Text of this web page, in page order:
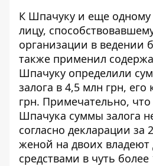
К Шпачуку и еще
лицу,
организации в ведении
также применил
Шпачуку определили
залога в 4,5 млн грн, его
грн. Примечательно,
Шпачука суммы залога
согласно декларации за
женой на двоих
средствами в чуть